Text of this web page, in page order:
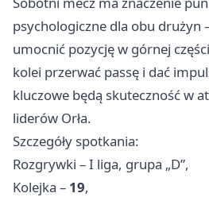
psychologiczne dla obu drużyn
umocnić pozycję w górnej
kolei przerwać passę i dać
kluczowe będą skuteczność w
liderów Orła.
Szczegóły spotkania:
Rozgrywki – I liga, grupa „D”,
Kolejka – 19,